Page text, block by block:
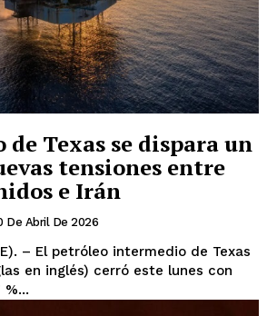
de Texas se dispara un
tensiones entre
e Irán
De Abril De 2026
– El petróleo intermedio de Texas
en inglés) cerró este lunes con